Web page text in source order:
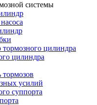
системы
тормозного цилиндра
цилиндра
усилий
суппорта